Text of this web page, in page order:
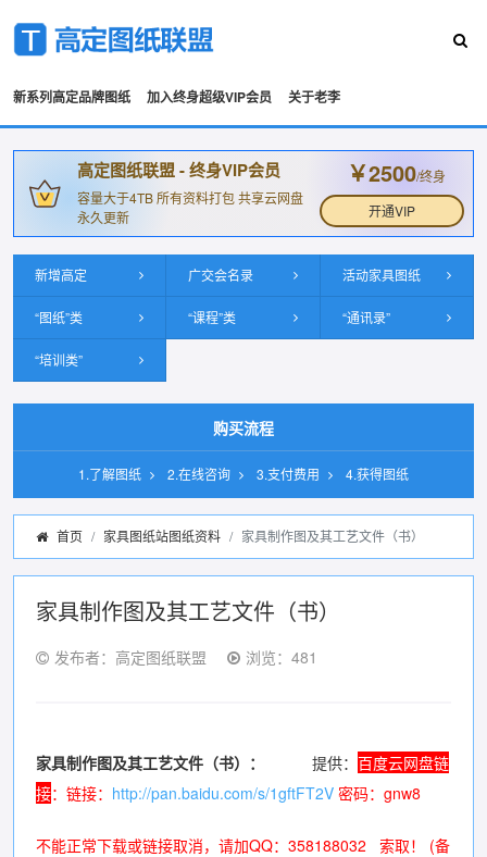
新系列高定品牌图纸 加入终身超级VIP会员 关于老李
高定图纸联盟 - 终身VIP会员
容量大于4TB 所有资料打包 共享云网盘
永久更新
￥2500/终身
开通VIP
新增高定 广交会名录 活动家具图纸
“图纸”类 “课程”类 “通讯录”
“培训类”
购买流程
1.了解图纸 2.在线咨询 3.支付费用 4.获得图纸
首页 家具图纸站图纸资料 家具制作图及其工艺文件（书）
家具制作图及其工艺文件（书）
发布者：高定图纸联盟 浏览：481
家具制作图及其工艺文件（书）： 提供： 百度云网盘链
接：链接： http://pan.baidu.com/s/1gftFT2V 密码：gnw8
不能正常下载或链接取消，请加QQ：358188032 索取！ (备